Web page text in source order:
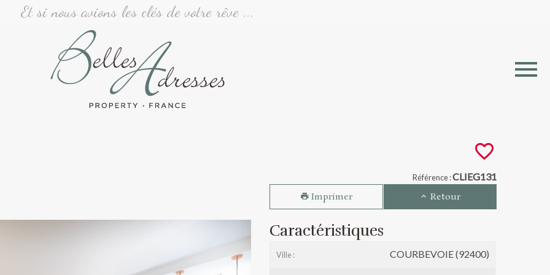
- COURBEVOIE (92400)
Et si nous avions les clés de votre rêve ...
Référence :CLIEG131
Imprimer Retour
Caractéristiques
Ville : COURBEVOIE (92400)